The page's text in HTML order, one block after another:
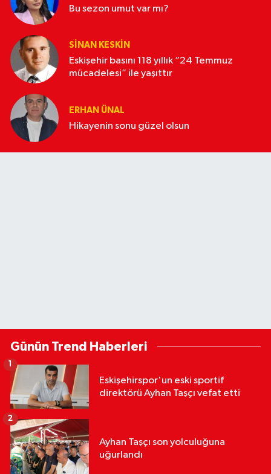
Bu sezon umut var mı?
SINAN KESKIN
Eskişehir basını 118 yıllık “24 Temmuz
mücadelesi” ile yaşıttır
ERHAN ÜNAL
Hikayenin sonu güzel olsun
Günün Trend Haberleri
Eskişehirspor'un eski sportif
direktörü Ayhan Taşçı vefat etti
Ayhan Taşçı son yolculuğuna
uğurlandı
2